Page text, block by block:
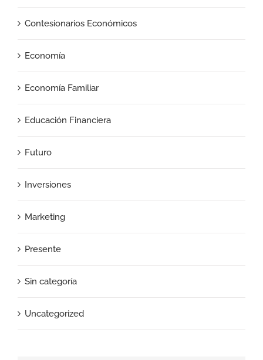
Contesionarios Económicos
Economía
Economía Familiar
Educación Financiera
Futuro
Inversiones
Marketing
Presente
Sin categoría
Uncategorized